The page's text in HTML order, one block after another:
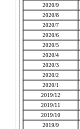
2020/9
2020/8
2020/7
2020/6
2020/5
2020/4
2020/3
2020/2
2020/1
2019/12
2019/11
2019/10
2019/9